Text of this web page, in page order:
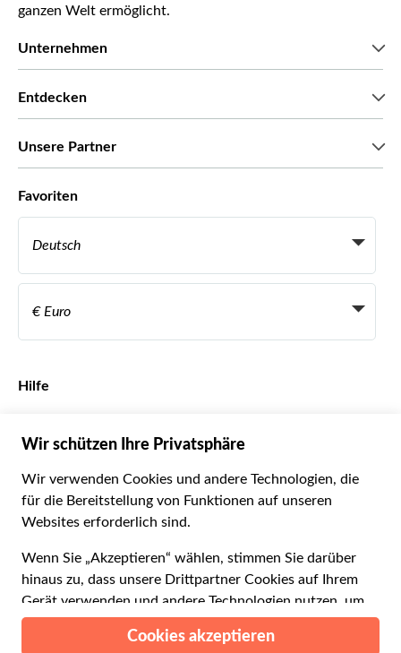
ganzen Welt ermöglicht.
Unternehmen
Entdecken
Unsere Partner
Werden Sie Anbieter
Become a Distribution Partner
Favoriten
Deutsch
Italiano
Français
Español
Polski
€ Euro
CHF Schweizer Franken
AU$ Australischer Dollar
د.إ VAE-Dirham
.د.ب Bahrain-Dinar
R$ Brasilianischer Real
CLP$ Chilenischer Peso
Hilfe
Kontaktieren Sie uns
Cookie-Verwendung Sitemap Erklärung zur Barrierefreiheit
© 2026 Musement S.p.A.
VAT IT07978000961 - Lizenz